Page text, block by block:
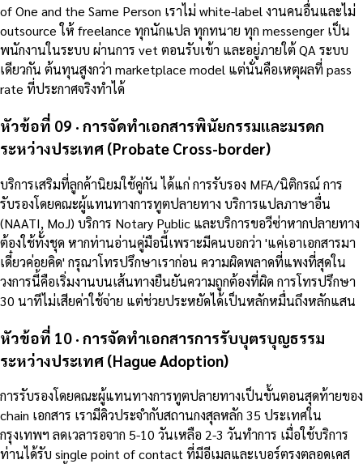
of One and the Same Person เราไม่ white-label งานคนอื่นและไม่
outsource ให้ freelance ทุกนักแปล ทุกทนาย ทุก messenger เป็น
พนักงานในระบบ ผ่านการ vet ตอนรับเข้า และอยู่ภายใต้ QA ระบบ
เดียวกัน ต้นทุนสูงกว่า marketplace model แต่นั่นคือเหตุผลที่ pass
rate ที่ประกาศจริงทำได้
หัวข้อที่ 09 · การจัดทำเอกสารพินัยกรรมและมรดก
ระหว่างประเทศ (Probate Cross-border)
บริการเสริมที่ลูกค้านิยมใช้คู่กัน ได้แก่ การรับรอง MFA/นิติกรณ์ การ
รับรองโดยคณะผู้แทนทางการทูตปลายทาง บริการแปลภาษาอื่น
(NAATI, MoJ) บริการ Notary Public และบริการขอวีซ่าหากปลายทาง
ต้องใช้ทั้งชุด หากท่านอ่านคู่มือนี้เพราะมีคนบอกว่า 'แค่เอาเอกสารมา
เดี๋ยวค่อยคิด' กรุณาโทรปรึกษาเราก่อน ความผิดพลาดที่แพงที่สุดใน
วงการนี้คือเริ่มงานบนเส้นทางยืนยันความถูกต้องที่ผิด การโทรปรึกษา
30 นาทีไม่เสียค่าใช้จ่าย แต่ช่วยประหยัดได้เป็นหลักหมื่นถึงหลักแสน
หัวข้อที่ 10 · การจัดทำเอกสารการรับบุตรบุญธรรม
ระหว่างประเทศ (Hague Adoption)
การรับรองโดยคณะผู้แทนทางการทูตปลายทางเป็นขั้นตอนสุดท้ายของ
chain เอกสาร เรามีคิวประจำกับสถานกงสุลหลัก 35 ประเทศใน
กรุงเทพฯ ลดเวลารอจาก 5-10 วันเหลือ 2-3 วันทำการ เมื่อใช้บริการ
ท่านได้รับ single point of contact ที่มีอีเมลและเบอร์ตรงตลอดเคส